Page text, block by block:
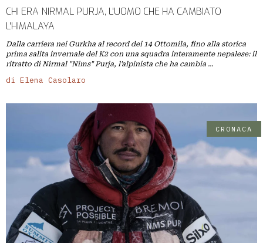
CHI ERA NIRMAL PURJA, L'UOMO CHE HA CAMBIATO
L'HIMALAYA
Dalla carriera nei Gurkha al record dei 14 Ottomila, fino alla storica
prima salita invernale del K2 con una squadra interamente nepalese: il
ritratto di Nirmal "Nims" Purja, l'alpinista che ha cambia ...
di Elena Casolaro
CRONACA